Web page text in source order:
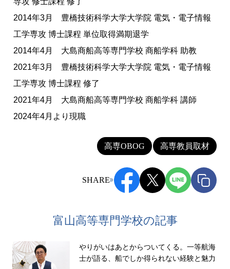
2014年3月 豊橋技術科学大学大学院 電気・電子情報
工学専攻 博士課程 単位取得満期退学
2014年4月 大島商船高等専門学校 商船学科 助教
2021年3月 豊橋技術科学大学大学院 電気・電子情報
工学専攻 博士課程 修了
2021年4月 大島商船高等専門学校 商船学科 講師
2024年4月より現職
高専OBOG 高専教員取材
SHARE
富山高等専門学校の記事
やりがいはあとからついてくる。一等航海
士が語る、船でしか得られない経験と魅力